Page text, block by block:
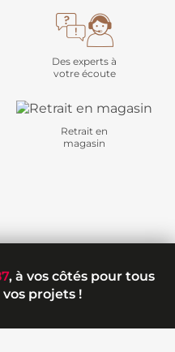
Des experts à
votre écoute
Retrait en
magasin
, à vos côtés pour tous
vos projets !